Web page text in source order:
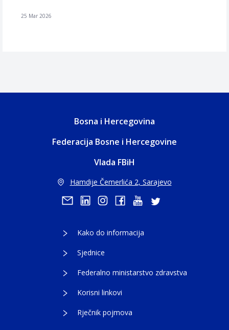
25 Mar 2026
Bosna i Hercegovina
Federacija Bosne i Hercegovine
Vlada FBiH
Hamdije Čemerlića 2, Sarajevo
Kako do informacija
Sjednice
Federalno ministarstvo zdravstva
Korisni linkovi
Rječnik pojmova